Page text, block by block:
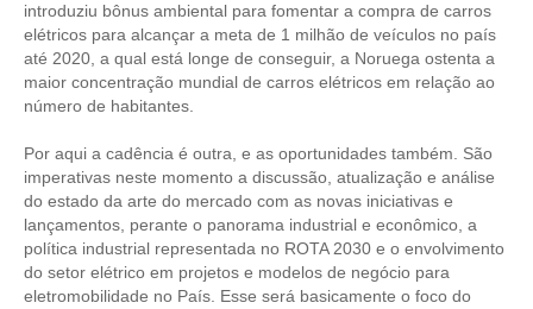
FIQUE POR DENTRO
OPORTUNIDADES
EMPREGO E ESTÁGIO
CARREIRA
AUTÔNOMOS E SERVIÇOS
introduziu bônus ambiental para fomentar a compra de carros
elétricos para alcançar a meta de 1 milhão de veículos no país
até 2020, a qual está longe de conseguir, a Noruega ostenta a
maior concentração mundial de carros elétricos em relação ao
número de habitantes.
Por aqui a cadência é outra, e as oportunidades também. São
imperativas neste momento a discussão, atualização e análise
do estado da arte do mercado com as novas iniciativas e
lançamentos, perante o panorama industrial e econômico, a
política industrial representada no ROTA 2030 e o envolvimento
do setor elétrico em projetos e modelos de negócio para
eletromobilidade no País. Esse será basicamente o foco do